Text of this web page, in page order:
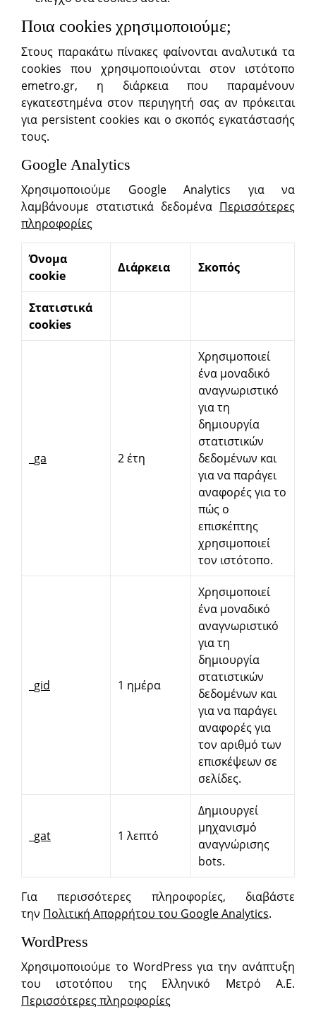
Ποια cookies χρησιμοποιούμε;
Στους παρακάτω πίνακες φαίνονται αναλυτικά τα
cookies που χρησιμοποιούνται στον ιστότοπο
emetro.gr, η διάρκεια που παραμένουν
εγκατεστημένα στον περιηγητή σας αν πρόκειται
για persistent cookies και ο σκοπός εγκατάστασής
τους.
Google Analytics
Χρησιμοποιούμε Google Analytics για να
λαμβάνουμε στατιστικά δεδομένα Περισσότερες
πληροφορίες
Όνομα
cookie
Διάρκεια Σκοπός
Στατιστικά
cookies
_ga 2 έτη
Χρησιμοποιεί
ένα μοναδικό
αναγνωριστικό
για τη
δημιουργία
στατιστικών
δεδομένων και
για να παράγει
αναφορές για το
πώς ο
επισκέπτης
χρησιμοποιεί
τον ιστότοπο.
_gid 1 ημέρα
Χρησιμοποιεί
ένα μοναδικό
αναγνωριστικό
για τη
δημιουργία
στατιστικών
δεδομένων και
για να παράγει
αναφορές για
τον αριθμό των
επισκέψεων σε
σελίδες.
_gat 1 λεπτό
Δημιουργεί
μηχανισμό
αναγνώρισης
bots.
Για περισσότερες πληροφορίες, διαβάστε
την Πολιτική Απορρήτου του Google Analytics.
WordPress
Χρησιμοποιούμε το WordPress για την ανάπτυξη
του ιστοτόπου της Ελληνικό Μετρό Α.Ε.
Περισσότερες πληροφορίες